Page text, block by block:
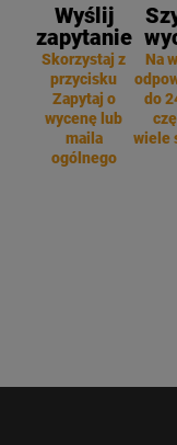
Wyślij
zapytanie
Skorzystaj z
przycisku
Zapytaj o
wycenę lub
maila
ogólnego
Na
do
wiele